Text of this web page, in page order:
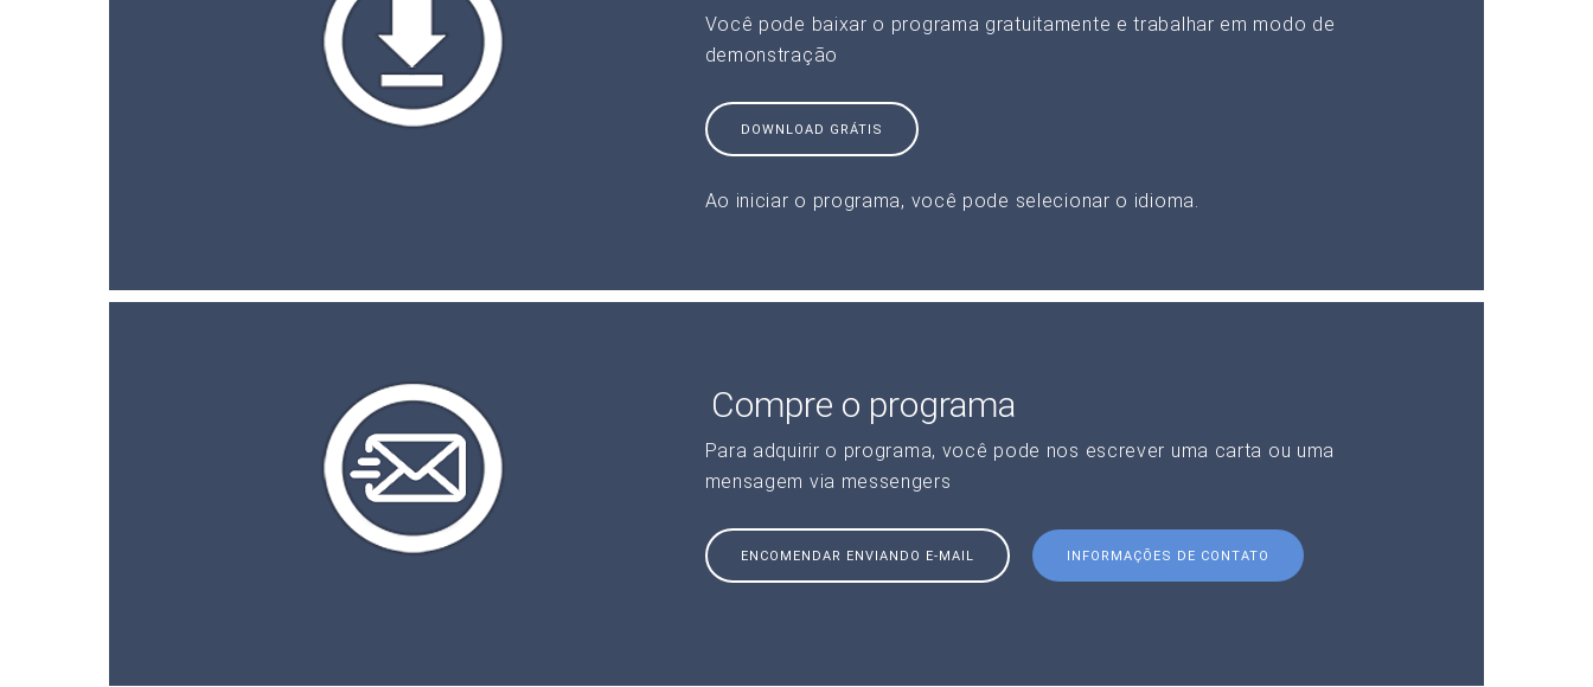
Você pode baixar o programa gratuitamente e trabalhar em modo de
demonstração
DOWNLOAD GRÁTIS
Ao iniciar o programa, você pode selecionar o idioma.
Compre o programa
Para adquirir o programa, você pode nos escrever uma carta ou uma
mensagem via messengers
ENCOMENDAR ENVIANDO E-MAIL INFORMAÇÕES DE CONTATO